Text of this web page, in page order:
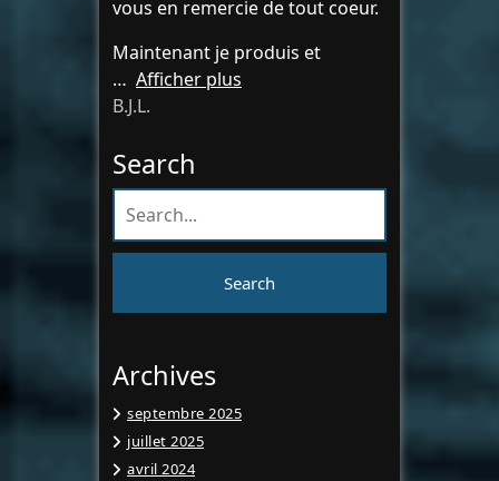
vous en remercie de tout coeur.
Maintenant je produis et
Afficher plus
B.J.L.
Search
Archives
septembre 2025
juillet 2025
avril 2024